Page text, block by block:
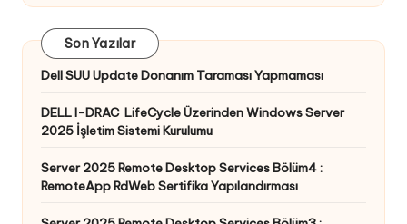
Son Yazılar
Dell SUU Update Donanım Taraması Yapmaması
DELL I-DRAC LifeCycle Üzerinden Windows Server
2025 İşletim Sistemi Kurulumu
Server 2025 Remote Desktop Services Bölüm4 :
RemoteApp RdWeb Sertifika Yapılandırması